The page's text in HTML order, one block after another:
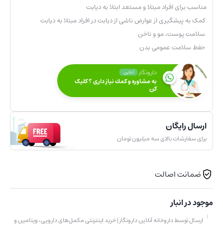
مناسب برای افراد مبتلا و مستعد ابتلا به دیابت
کمک به پیشگیری از عوارض ناشی از دیابت در افراد مبتلا به دیابت
سلامت پوست، مو و ناخن
حفظ سلامت عمومی بدن
دارونگار آنلاین
به مشاوره و كمك نياز داری ؟ کلیک
کن
ارسال رایگان
برای سفارشات بالای سه میلیون تومان
ضمانت اصالت
موجود در انبار
ارسال توسط داروخانه آنلاین دارونگار | خرید اینترنتی مکمل‌های دارویی، ویتامین و